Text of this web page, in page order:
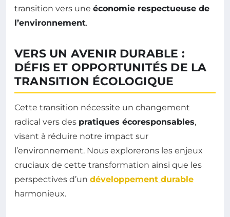
transition vers une économie respectueuse de
l’environnement.
VERS UN AVENIR DURABLE :
DÉFIS ET OPPORTUNITÉS DE LA
TRANSITION ÉCOLOGIQUE
Cette transition nécessite un changement
radical vers des pratiques écoresponsables,
visant à réduire notre impact sur
l’environnement. Nous explorerons les enjeux
cruciaux de cette transformation ainsi que les
perspectives d’un développement durable
harmonieux.